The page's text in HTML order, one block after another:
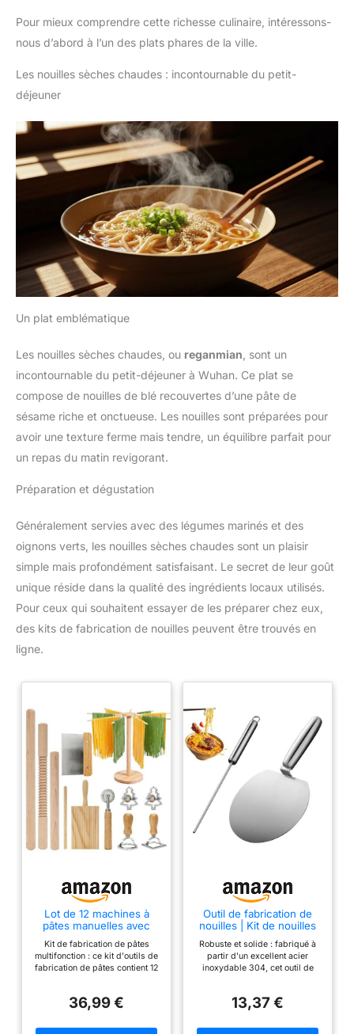
Pour mieux comprendre cette richesse culinaire, intéressons-
nous d’abord à l’un des plats phares de la ville.
Les nouilles sèches chaudes : incontournable du petit-
déjeuner
Un plat emblématique
Les nouilles sèches chaudes, ou reganmian , sont un
incontournable du petit-déjeuner à Wuhan. Ce plat se
compose de nouilles de blé recouvertes d’une pâte de
sésame riche et onctueuse. Les nouilles sont préparées pour
avoir une texture ferme mais tendre, un équilibre parfait pour
un repas du matin revigorant.
Préparation et dégustation
Généralement servies avec des légumes marinés et des
oignons verts, les nouilles sèches chaudes sont un plaisir
simple mais profondément satisfaisant. Le secret de leur goût
unique réside dans la qualité des ingrédients locaux utilisés.
Pour ceux qui souhaitent essayer de les préparer chez eux,
des kits de fabrication de nouilles peuvent être trouvés en
ligne.
Lot de 12 machines à
pâtes manuelles avec
pâtes, rouleau à pâtes,
planche à gnocchi,
emporte-pièces pour
de fabrication de pâtes
Kit de fabrication de pâtes
multifonction : ce kit d'outils de
fabrication de pâtes contient 12
planche à gnocchi, coupe-pâte,
raviolis. Le kit de fabrication de
36,99 €
Outil de fabrication de
nouilles | Kit de nouilles
maison – Outil de coupe
de nouilles manuel
multifonctionnel anti-
viande, nouilles
Robuste et solide : fabriqué à
partir d'un excellent acier
inoxydable 304, cet outil de
résistance à la rouille, assurant
performance fiable Poignée
13,37 €